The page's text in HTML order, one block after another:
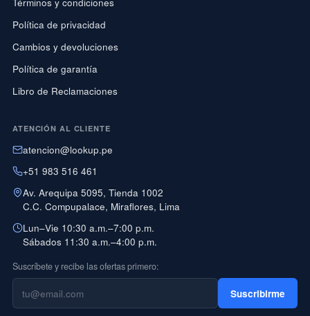
Política de privacidad
Cambios y devoluciones
Política de garantía
Libro de Reclamaciones
ATENCIÓN AL CLIENTE
atencion@lookup.pe
+51 983 516 461
Av. Arequipa 5095, Tienda 1002
C.C. Compupalace, Miraflores, Lima
Lun–Vie 10:30 a.m.–7:00 p.m.
Sábados 11:30 a.m.–4:00 p.m.
Suscríbete y recibe las ofertas primero:
Suscribirme